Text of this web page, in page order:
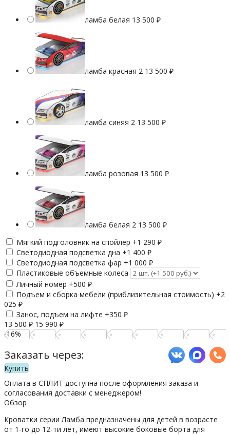
ламба белая 13 500 ₽
ламба красная 2 13 500 ₽
ламба синяя 2 13 500 ₽
ламба розовая 13 500 ₽
ламба белая 2 13 500 ₽
Мягкий подголовник на спойлер +1 290 ₽
Светодиодная подсветка дна +1 400 ₽
Светодиодная подсветка фар +1 000 ₽
Пластиковые объемные колеса
Личный номер +500 ₽
Подъем и сборка мебели (приблизительная стоимость) +2
025 ₽
Занос, подъем на лифте +350 ₽
13 500 ₽ 15 990 ₽
-16%
Заказать через:
Купить
Оплата в СПЛИТ доступна после оформления заказа и
согласования доставки с менеджером!
Обзор
Кроватки серии Ламба предназначены для детей в возрасте
от 1-го до 12-ти лет, имеют высокие боковые борта для